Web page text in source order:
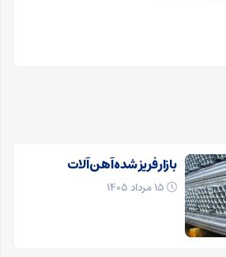
بازار فریز شده آهن آلات